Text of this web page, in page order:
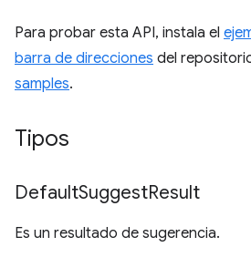
Para probar esta API, instala el
barra de direcciones del
samples.
Tipos
DefaultSuggestResult
Es un resultado de sugerencia.